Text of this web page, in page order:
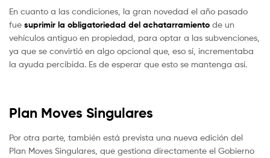
En cuanto a las condiciones, la gran novedad el año pasado
fue suprimir la obligatoriedad del achatarramiento de un
vehículos antiguo en propiedad, para optar a las subvenciones,
ya que se convirtió en algo opcional que, eso sí, incrementaba
la ayuda percibida. Es de esperar que esto se mantenga así.
Plan Moves Singulares
Por otra parte, también está prevista una nueva edición del
Plan Moves Singulares, que gestiona directamente el Gobierno